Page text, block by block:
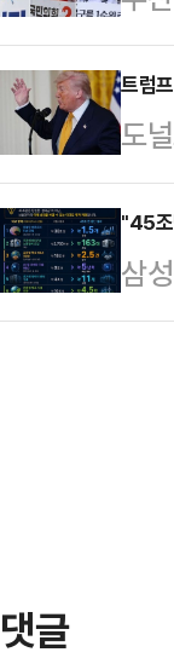
가
영
업
로
의
가
나
를
이
궐
트럼
도
령
셜
중
혔
"45조
삼
투
댓글